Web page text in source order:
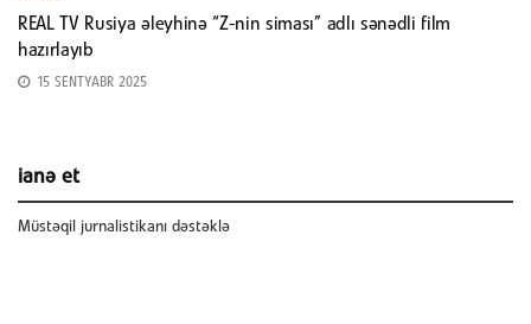
REAL TV Rusiya əleyhinə “Z-nin siması” adlı sənədli film
hazırlayıb
15 SENTYABR 2025
ianə et
Müstəqil jurnalistikanı dəstəklə